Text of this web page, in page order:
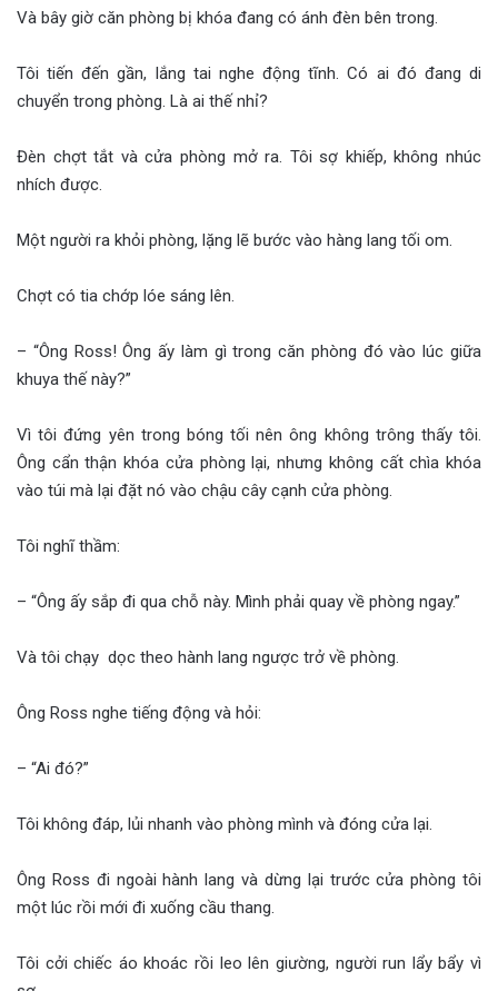
Và bây giờ căn phòng bị khóa đang có ánh đèn bên trong.
Tôi tiến đến gần, lắng tai nghe động tĩnh. Có ai đó đang di
chuyển trong phòng. Là ai thế nhỉ?
Đèn chợt tắt và cửa phòng mở ra. Tôi sợ khiếp, không nhúc
nhích được.
Một người ra khỏi phòng, lặng lẽ bước vào hàng lang tối om.
Chợt có tia chớp lóe sáng lên.
– “Ông Ross! Ông ấy làm gì trong căn phòng đó vào lúc giữa
khuya thế này?”
Vì tôi đứng yên trong bóng tối nên ông không trông thấy tôi.
Ông cẩn thận khóa cửa phòng lại, nhưng không cất chìa khóa
vào túi mà lại đặt nó vào chậu cây cạnh cửa phòng.
Tôi nghĩ thầm:
– “Ông ấy sắp đi qua chỗ này. Mình phải quay về phòng ngay.”
Và tôi chạy dọc theo hành lang ngược trở về phòng.
Ông Ross nghe tiếng động và hỏi:
– “Ai đó?”
Tôi không đáp, lủi nhanh vào phòng mình và đóng cửa lại.
Ông Ross đi ngoài hành lang và dừng lại trước cửa phòng tôi
một lúc rồi mới đi xuống cầu thang.
Tôi cởi chiếc áo khoác rồi leo lên giường, người run lẩy bẩy vì